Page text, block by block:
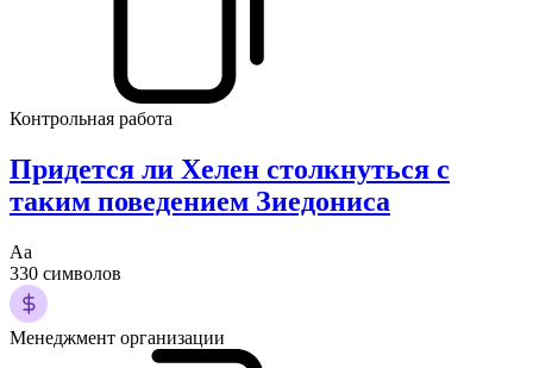
Контрольная работа
Придется ли Хелен столкнуться с
таким поведением Зиедониса
Аа
330 символов
Менеджмент организации